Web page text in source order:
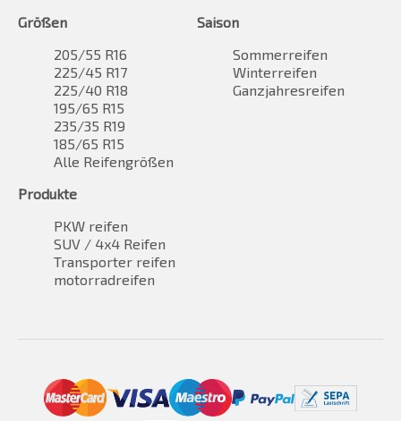
Größen
205/55 R16
225/45 R17
225/40 R18
195/65 R15
235/35 R19
185/65 R15
Alle Reifengrößen
Saison
Sommerreifen
Winterreifen
Ganzjahresreifen
Produkte
PKW reifen
SUV / 4x4 Reifen
Transporter reifen
motorradreifen